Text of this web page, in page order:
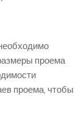
проема
проема, чтобы